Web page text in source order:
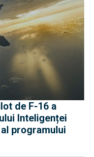
de F-16 a
Inteligenței
programului